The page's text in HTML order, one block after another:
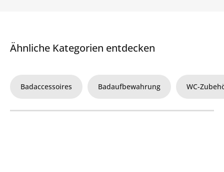
Ähnliche Kategorien entdecken
Badaccessoires Badaufbewahrung WC-